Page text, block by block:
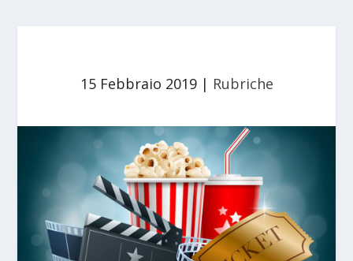
15 Febbraio 2019| Rubriche